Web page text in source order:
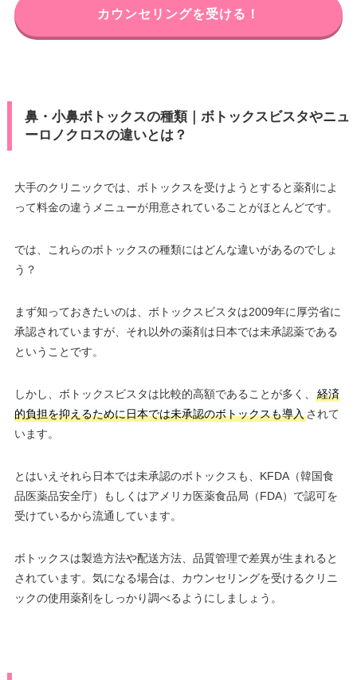
カウンセリングを受ける！
鼻・小鼻ボトックスの種類｜ボトックスビスタやニュ
ーロノクロスの違いとは？
大手のクリニックでは、ボトックスを受けようとすると薬剤によ
って料金の違うメニューが用意されていることがほとんどです。
では、これらのボトックスの種類にはどんな違いがあるのでしょ
う？
まず知っておきたいのは、ボトックスビスタは2009年に厚労省に
承認されていますが、それ以外の薬剤は日本では未承認薬である
ということです。
しかし、ボトックスビスタは比較的高額であることが多く、
経済
的負担を抑えるために日本では未承認のボトックスも導入されて
います。
とはいえそれら日本では未承認のボトックスも、KFDA（韓国食
品医薬品安全庁）もしくはアメリカ医薬食品局（FDA）で認可を
受けているから流通しています。
ボトックスは製造方法や配送方法、品質管理で差異が生まれると
されています。気になる場合は、カウンセリングを受けるクリニ
ックの使用薬剤をしっかり調べるようにしましょう。